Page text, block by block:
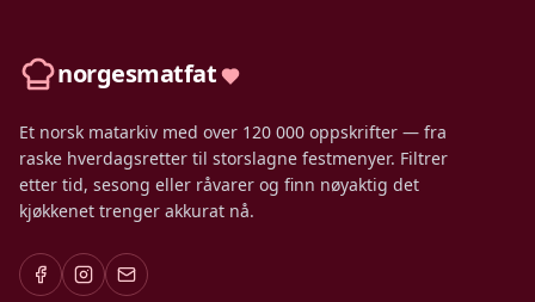
norgesmatfat
Et norsk matarkiv med over 120 000 oppskrifter — fra
raske hverdagsretter til storslagne festmenyer. Filtrer
etter tid, sesong eller råvarer og finn nøyaktig det
kjøkkenet trenger akkurat nå.